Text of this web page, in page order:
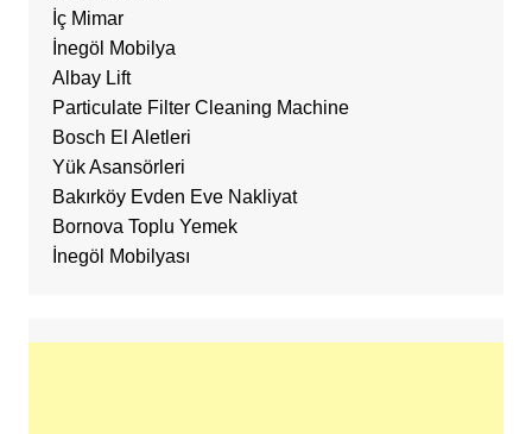
İç Mimar
İnegöl Mobilya
Albay Lift
Particulate Filter Cleaning Machine
Bosch El Aletleri
Yük Asansörleri
Bakırköy Evden Eve Nakliyat
Bornova Toplu Yemek
İnegöl Mobilyası